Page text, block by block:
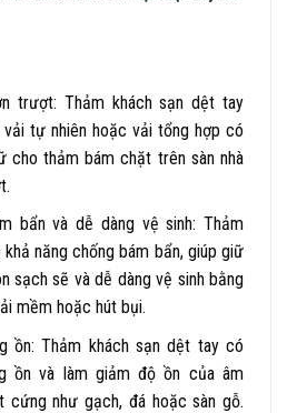
trượt: Thảm khách sạn dệt tay
tự nhiên hoặc vải tổng hợp có
cho thảm bám chặt trên sàn nhà
bẩn và dễ dàng vệ sinh: Thảm
năng chống bám bẩn, giúp giữ
sạch sẽ và dễ dàng vệ sinh bằng
mềm hoặc hút bụi.
ồn: Thảm khách sạn dệt tay có
ồn và làm giảm độ ồn của âm
như gạch, đá hoặc sàn gỗ.